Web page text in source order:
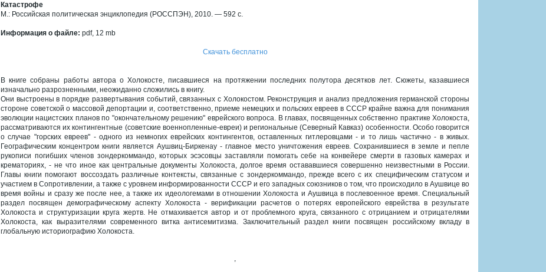
Катастрофе
М.: Российская политическая энциклопедия (РОССПЭН), 2010. — 592 с.
Информация о файле: pdf, 12 mb
Скачать бесплатно
В книге собраны работы автора о Холокосте, писавшиеся на протяжении последних полутора десятков лет. Сюжеты, казавшиеся
изначально разрозненными, неожиданно сложились в книгу.
Они выстроены в порядке развертывания событий, связанных с Холокостом. Реконструкция и анализ предложения германской стороны
стороне советской о массовой депортации и, соответственно, приеме немецких и польских евреев в СССР крайне важна для понимания
эволюции нацистских планов по "окончательному решению" еврейского вопроса. В главах, посвященных собственно практике Холокоста,
рассматриваются их контингентные (советские военнопленные-евреи) и региональные (Северный Кавказ) особенности. Особо говорится
о случае "горских евреев" - одного из немногих еврейских контингентов, оставленных гитлеровцами - и то лишь частично - в живых.
Географическим концентром книги является Аушвиц-Биркенау - главное место уничтожения евреев. Сохранившиеся в земле и пепле
рукописи погибших членов зондеркоммандо, которых эсэсовцы заставляли помогать себе на конвейере смерти в газовых камерах и
крематориях, - не что иное как центральные документы Холокоста, долгое время остававшиеся совершенно неизвестными в России.
Главы книги помогают воссоздать различные контексты, связанные с зондеркоммандо, прежде всего с их специфическим статусом и
участием в Сопротивлении, а также с уровнем информированности СССР и его западных союзников о том, что происходило в Аушвице во
время войны и сразу же после нее, а также их идеологемами в отношении Холокоста и Аушвица в послевоенное время. Специальный
раздел посвящен демографическому аспекту Холокоста - верификации расчетов о потерях европейского еврейства в результате
Холокоста и структуризации круга жертв. Не отмахивается автор и от проблемного круга, связанного с отрицанием и отрицателями
Холокоста, как выразителями современного витка антисемитизма. Заключительный раздел книги посвящен российскому вкладу в
глобальную историографию Холокоста.
,